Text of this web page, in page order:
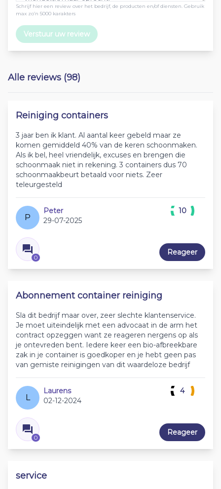
Schrijf hier een review over het bedrijf, de producten en/of diensten. Gebruik
max zo’n 5000 karakters
Verstuur uw review
Alle reviews (98)
Reiniging containers
3 jaar ben ik klant. Al aantal keer gebeld maar ze
komen gemiddeld 40% van de keren schoonmaken.
Als ik bel, heel vriendelijk, excuses en brengen die
schoonmaak niet in rekening. 3 containers dus 70
schoonmaakbeurt betaald voor niets. Zeer
teleurgesteld
P
Peter
29-07-2025
0
10
Reageer
Abonnement container reiniging
Sla dit bedrijf maar over, zeer slechte klantenservice.
Je moet uiteindelijk met een advocaat in de arm het
contract opzeggen want ze reageren nergens op als
je ontevreden bent. Iedere keer een bio-afbreekbare
zak in je container is goedkoper en je hebt geen pas
van gemiste reinigingen van dit waardeloze bedrijf
L
Laurens
02-12-2024
0
4
Reageer
service